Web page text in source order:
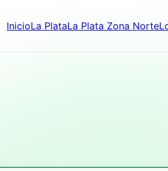
InicioLa PlataLa Plata Zona Norte